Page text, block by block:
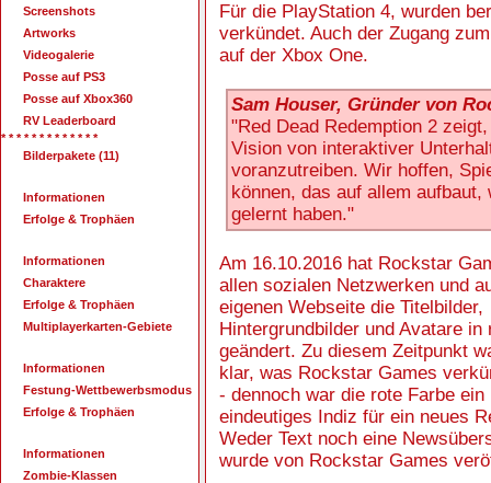
Screenshots
Artworks
Videogalerie
Posse auf PS3
Posse auf Xbox360
RV Leaderboard
* * * * * * * * * * * * *
Bilderpakete (11)
Informationen
Erfolge & Trophäen
Informationen
Charaktere
Erfolge & Trophäen
Multiplayerkarten-Gebiete
Informationen
Festung-Wettbewerbsmodus
Erfolge & Trophäen
Informationen
Zombie-Klassen
Für die PlayStation 4, wurden
verkündet. Auch der Zugang
auf der Xbox One.
Sam Houser, Gründer von
"Red Dead Redemption 2
Vision von interaktiver
voranzutreiben. Wir hoffen,
können, das auf allem
gelernt haben."
Am 16.10.2016 hat Rockstar
allen sozialen Netzwerken und
eigenen Webseite die Titelbilder,
Hintergrundbilder und Avatare in
geändert. Zu diesem Zeitpunkt
klar, was Rockstar Games
- dennoch war die rote Farbe ein
eindeutiges Indiz für ein neues
Weder Text noch eine
wurde von Rockstar Games